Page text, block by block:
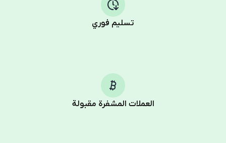
تسليم فوري
العملات المشفرة مقبولة